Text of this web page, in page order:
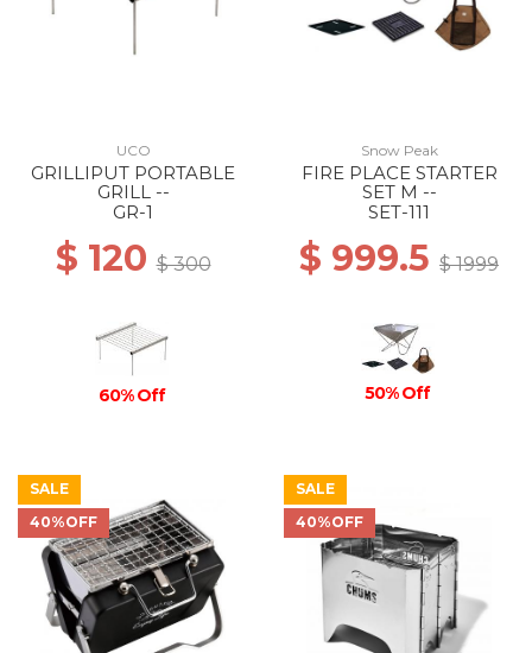
UCO
GRILLIPUT PORTABLE
GRILL --
GR-1
$ 120$ 300
60% Off
Snow Peak
FIRE PLACE STARTER
SET M --
SET-111
$ 999.5 $ 1999
50% Off
SALE
40%OFF
SALE
40%OFF